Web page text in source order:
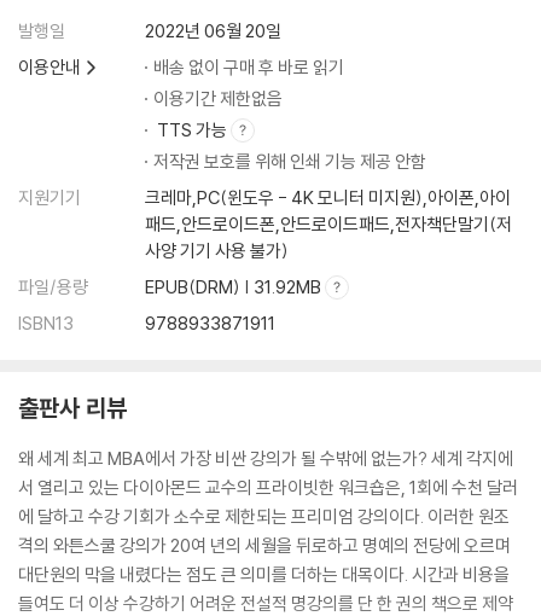
발행일
2022년 06월 20일
이용안내
배송 없이 구매 후 바로 읽기
이용기간 제한없음
TTS 가능
저작권 보호를 위해 인쇄 기능 제공 안함
지원기기
크레마,PC(윈도우 - 4K 모니터 미지원),아이폰,아이
패드,안드로이드폰,안드로이드패드,전자책단말기(저
사양 기기 사용 불가)
파일/용량
EPUB(DRM) | 31.92MB
ISBN13
9788933871911
출판사 리뷰
왜 세계 최고 MBA에서 가장 비싼 강의가 될 수밖에 없는가? 세계 각지에
서 열리고 있는 다이아몬드 교수의 프라이빗한 워크숍은, 1회에 수천 달러
에 달하고 수강 기회가 소수로 제한되는 프리미엄 강의이다. 이러한 원조
격의 와튼스쿨 강의가 20여 년의 세월을 뒤로하고 명예의 전당에 오르며
대단원의 막을 내렸다는 점도 큰 의미를 더하는 대목이다. 시간과 비용을
들여도 더 이상 수강하기 어려운 전설적 명강의를 단 한 권의 책으로 제약